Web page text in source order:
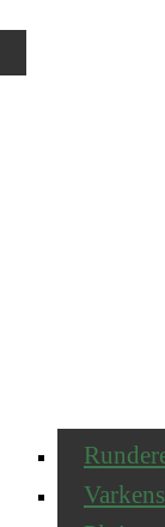
Varkens